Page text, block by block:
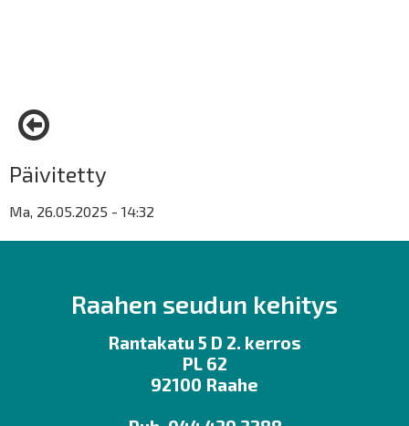
Päivitetty
Ma, 26.05.2025 - 14:32
Raahen seudun kehitys
Rantakatu 5 D 2. kerros
PL 62
92100 Raahe